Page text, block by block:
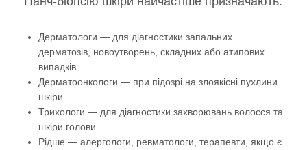
Дерматологи — для діагностики запальних
дерматозів, новоутворень, складних або атипових
випадків.
Дерматоонкологи — при підозрі на злоякісні пухлини
шкіри.
Трихологи — для діагностики захворювань волосся та
шкіри голови.
Рідше — алергологи, ревматологи, терапевти, якщо є